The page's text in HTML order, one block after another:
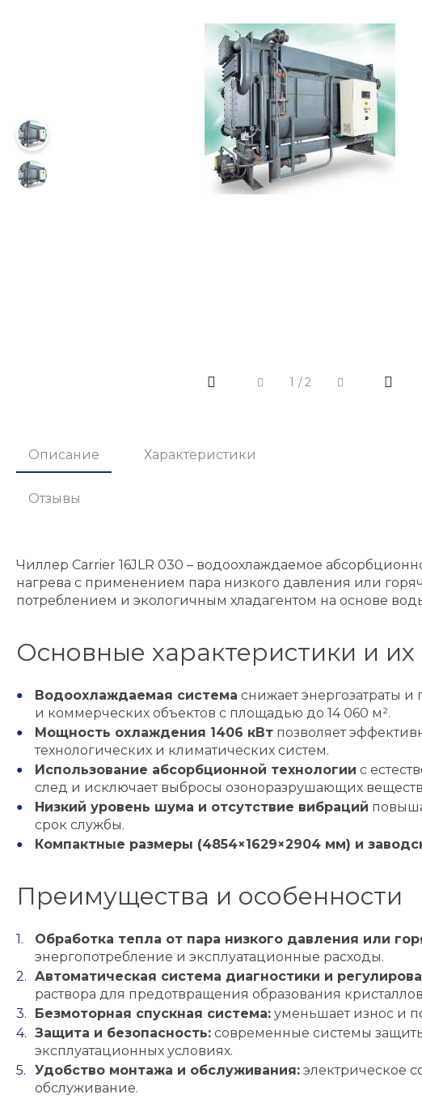
1 /2
Описание Характеристики
Отзывы
Чиллер Carrier 16JLR 030 – водоохлаждаемое
нагрева с применением пара низкого давления или
потреблением и экологичным хладагентом на основе
Основные характеристики и их
Водоохлаждаемая система снижает энергозатраты
и коммерческих объектов с площадью до 14 060 м².
Мощность охлаждения 1406 кВтпозволяет
технологических и климатических систем.
Использование абсорбционной технологии с
след и исключает выбросы озоноразрушающих
Низкий уровень шума и отсутствие вибраций
срок службы.
Компактные размеры (4854×1629×2904 мм) и
Преимущества и особенности
Обработка тепла от пара низкого давления или
энергопотребление и эксплуатационные расходы.
Автоматическая система диагностики и
раствора для предотвращения образования
Безмоторная спускная система:уменьшает износ и
Защита и безопасность:современные системы
эксплуатационных условиях.
Удобство монтажа и обслуживания:электрическое
обслуживание.